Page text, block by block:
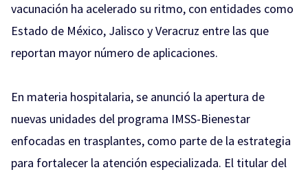
vacunación ha acelerado su ritmo, con entidades como
Estado de México, Jalisco y Veracruz entre las que
reportan mayor número de aplicaciones.
En materia hospitalaria, se anunció la apertura de
nuevas unidades del programa IMSS-Bienestar
enfocadas en trasplantes, como parte de la estrategia
para fortalecer la atención especializada. El titular del